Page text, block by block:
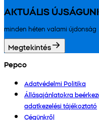
AKTUÁLIS
minden héten valami újdonság
Megtekintés
Pepco
Adatvédelmi Politika
Állásajánlatokra
adatkezelési tájékoztató
Cégünkről